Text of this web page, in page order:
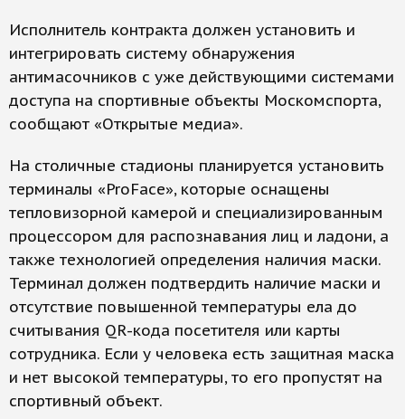
Исполнитель контракта должен установить и
интегрировать систему обнаружения
антимасочников с уже действующими системами
доступа на спортивные объекты Москомспорта,
сообщают «Открытые медиа».
На столичные стадионы планируется установить
терминалы «ProFace», которые оснащены
тепловизорной камерой и специализированным
процессором для распознавания лиц и ладони, а
также технологией определения наличия маски.
Терминал должен подтвердить наличие маски и
отсутствие повышенной температуры ела до
считывания QR-кода посетителя или карты
сотрудника. Если у человека есть защитная маска
и нет высокой температуры, то его пропустят на
спортивный объект.